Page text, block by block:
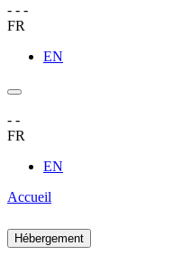
- - -
FR
EN
- -
FR
EN
Accueil
Hébergement